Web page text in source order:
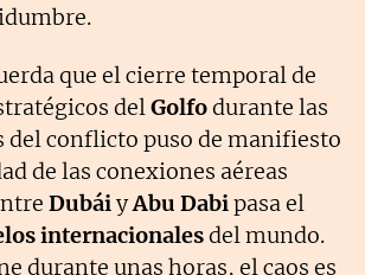
que el cierre temporal de
delGolfodurante las
del conflicto puso de manifiesto
de las conexiones aéreas
DubáiyAbu Dabipasa el
internacionalesdel mundo.
durante unas horas, el caos es